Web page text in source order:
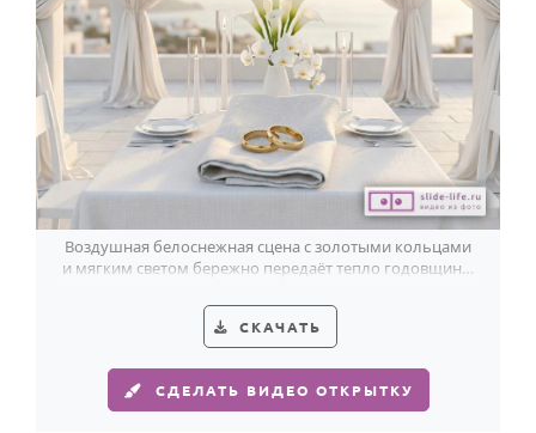
Воздушная белоснежная сцена с золотыми кольцами
и мягким светом бережно передаёт тепло годовщины
СКАЧАТЬ
СДЕЛАТЬ ВИДЕО ОТКРЫТКУ